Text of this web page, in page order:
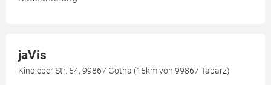
jaVis
Kindleber Str. 54, 99867 Gotha (15km von 99867 Tabarz)